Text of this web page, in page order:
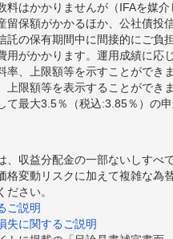
料はかかりませんが（IFAを媒
留保額がかかるほか、公社債
託の保有期間中に間接的にご
用がかかります。運用成績に
率、上限額等を示すことがで
上限額等を表示することがで
て最大3.5％（税込:3.85％）の
、収益分配金の一部ないしす
格変動リスクに加えて複雑な
さい。
ご説明
失に関するご説明